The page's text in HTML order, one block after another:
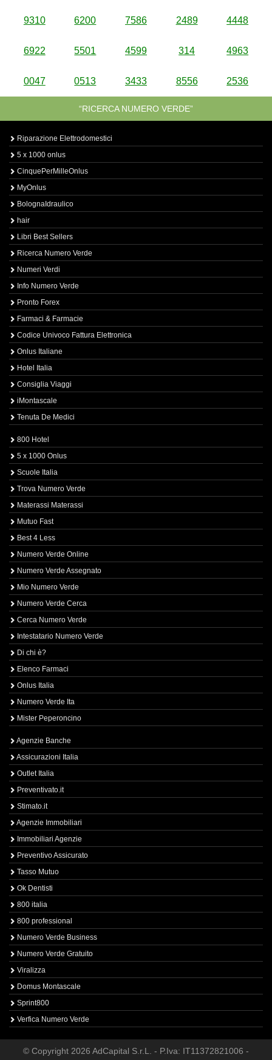
9310 6200 7586 2489 4448
6922 5501 4599 314 4963
0047 0513 3433 8556 2536
“RICERCA NUMERO VERDE”
Riparazione Elettrodomestici
5 x 1000 onlus
CinquePerMilleOnlus
MyOnlus
BolognaIdraulico
hair
Libri Best Sellers
Ricerca Numero Verde
Numeri Verdi
Info Numero Verde
Pronto Forex
Farmaci & Farmacie
Codice Univoco Fattura Elettronica
Onlus Italiane
Hotel Italia
Consiglia Viaggi
iMontascale
Tenuta De Medici
800 Hotel
5 x 1000 Onlus
Scuole Italia
Trova Numero Verde
Materassi Materassi
Mutuo Fast
Best 4 Less
Numero Verde Online
Numero Verde Assegnato
Mio Numero Verde
Numero Verde Cerca
Cerca Numero Verde
Intestatario Numero Verde
Di chi è?
Elenco Farmaci
Onlus Italia
Numero Verde Ita
Mister Peperoncino
Agenzie Banche
Assicurazioni Italia
Outlet Italia
Preventivato.it
Stimato.it
Agenzie Immobiliari
Immobiliari Agenzie
Preventivo Assicurato
Tasso Mutuo
Ok Dentisti
800 italia
800 professional
Numero Verde Business
Numero Verde Gratuito
Viralizza
Domus Montascale
Sprint800
Verfica Numero Verde
© Copyright 2026 AdCapital S.r.L. - P.Iva: IT11372821006 -